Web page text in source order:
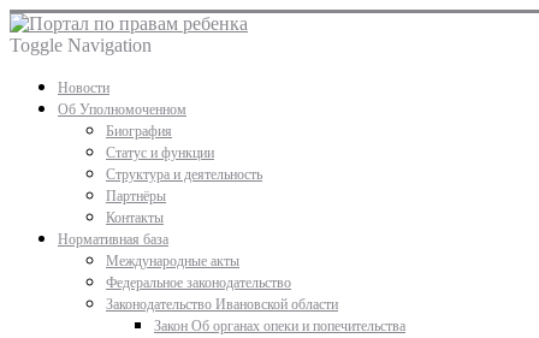
Toggle Navigation
Новости
Об Уполномоченном
Биография
Статус и функции
Структура и деятельность
Партнёры
Контакты
Нормативная база
Международные акты
Федеральное законодательство
Законодательство Ивановской области
Закон Об органах опеки и попечительства